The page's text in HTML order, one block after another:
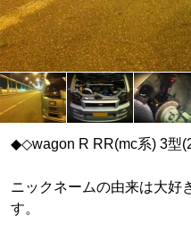
◆◇wagon R RR(mc系) 3型
ニックネームの由来は大好
す。